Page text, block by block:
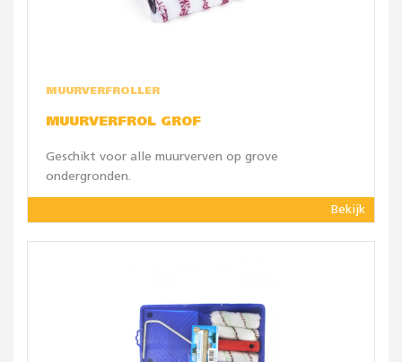
MUURVERFROLLER
MUURVERFROL GROF
Geschikt voor alle muurverven op grove
ondergronden.
Bekijk